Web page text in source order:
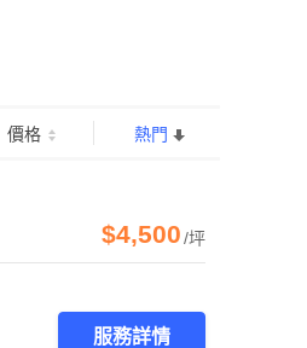
價格 熱門
$4,500/坪
服務詳情